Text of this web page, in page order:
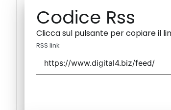
Codice Rss
Clicca sul pulsante per copiare il
RSS link